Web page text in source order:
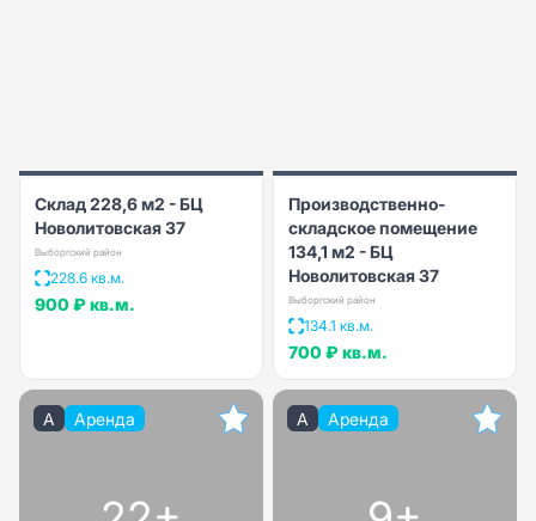
Склад 228,6 м2 - БЦ
Новолитовская 37
Выборгский район
228.6 кв.м.
900 ₽ кв.м.
Производственно-
складское помещение
134,1 м2 - БЦ
Новолитовская 37
Выборгский район
134.1 кв.м.
700 ₽ кв.м.
A Аренда A Аренда